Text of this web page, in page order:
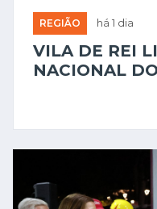
REGIÃO há 1 dia
VILA DE REI
NACIONAL